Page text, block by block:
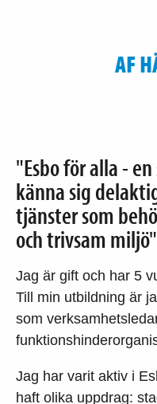
AF
"Esbo för alla -
känna sig
tjänster som
och trivsam miljö"
Jag är gift och har 5
Till min utbildning är
som
Jag har varit aktiv i
haft olika uppdrag: